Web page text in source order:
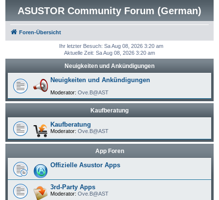
ASUSTOR Community Forum (German)
Foren-Übersicht
Ihr letzter Besuch: Sa Aug 08, 2026 3:20 am
Aktuelle Zeit: Sa Aug 08, 2026 3:20 am
Neuigkeiten und Ankündigungen
Neuigkeiten und Ankündigungen
Moderator: Ove.B@AST
Kaufberatung
Kaufberatung
Moderator: Ove.B@AST
App Foren
Offizielle Asustor Apps
3rd-Party Apps
Moderator: Ove.B@AST